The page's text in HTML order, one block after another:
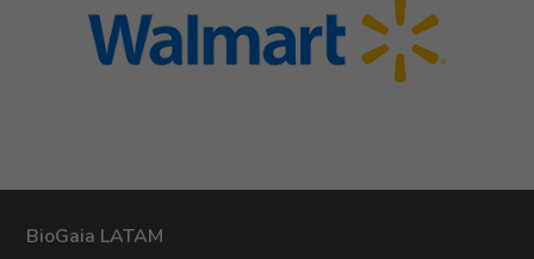
Nicaragua
Panamá
BioGaia LATAM